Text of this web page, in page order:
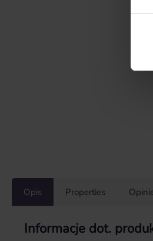
Opis Properties
Informacje dot.